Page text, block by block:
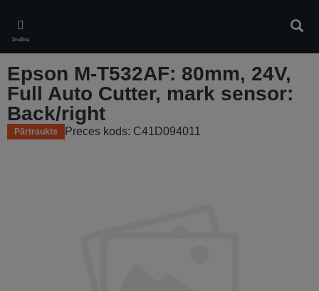
main
content
Izvēlne
Epson M-T532AF: 80mm, 24V,
Full Auto Cutter, mark sensor:
Back/right
Pārtraukts Preces kods: C41D094011